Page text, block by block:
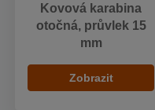
Kovová karabina
otočná, průvlek 15
mm
Zobrazit